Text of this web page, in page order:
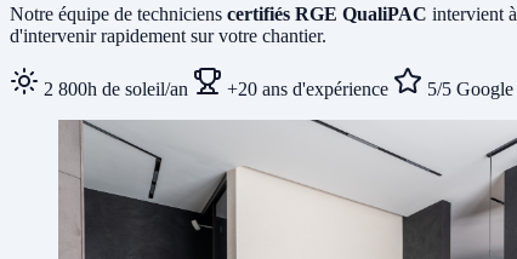
Notre équipe de techniciens certifiés RGE QualiPAC intervient
d'intervenir rapidement sur votre chantier.
2 800h de soleil/an +20 ans d'expérience 5/5 Google